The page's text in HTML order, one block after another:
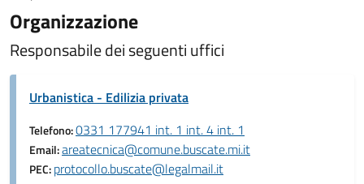
Organizzazione
Responsabile dei seguenti uffici
Urbanistica - Edilizia privata
Telefono:0331 177941 int. 1 int. 4 int. 1
Email:areatecnica@comune.buscate.mi.it
PEC:protocollo.buscate@legalmail.it